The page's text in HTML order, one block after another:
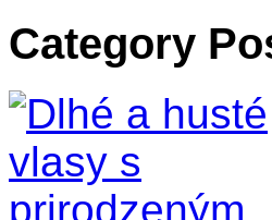
Category